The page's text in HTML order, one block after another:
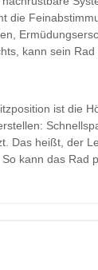
die
kann sein
ist die
Das heißt, der
kann das Rad